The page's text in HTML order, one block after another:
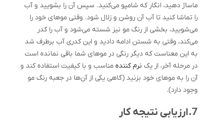
ماساژ دهید، انگار که شامپو می‌کنید. سپس آن را بشویید و آب
را تماشا کنید تا آب آن روشن و زلال شود. وقتی مو‌های خود را
می‌شویید، بخشی از رنگ مو نیز شسته می‌شود و آب را کدر
می‌کند، وقتی به شستن ادامه دادید و این کدری آب برطرف شد
به این معناست که دیگر رنگی در مو‌های شما باقی نمانده است
در مرحله آخر، از یک نرم کننده مناسب و با کیفیت استفاده کند و
آن را به مو‌های خود بزنید (گاهی یکی از آن‌ها در جعبه رنگ مو
وجود دارد).
7.ارزیابی نتیجه کار